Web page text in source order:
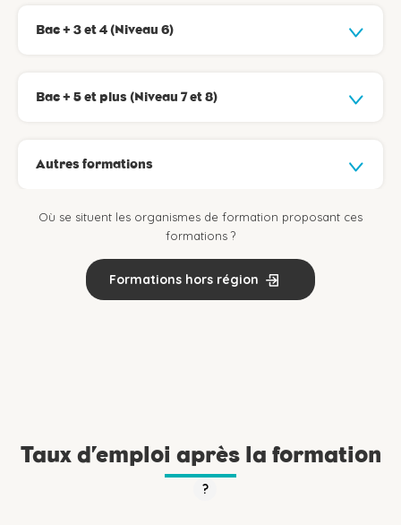
Bac + 3 et 4 (Niveau 6)
Bac + 5 et plus (Niveau 7 et 8)
Autres formations
Où se situent les organismes de formation proposant ces
formations ?
Formations hors région
Taux d’emploi après la formation
?